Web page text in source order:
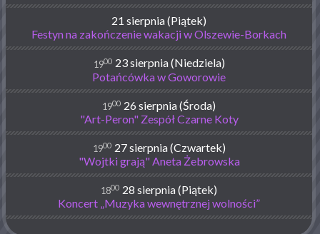
21 sierpnia (Piątek)
Festyn na zakończenie wakacji w Olszewie-Borkach
1900 23 sierpnia (Niedziela)
Potańcówka w Goworowie
1900 26 sierpnia (Środa)
"Art-Peron" Zespół Czarne Koty
1900 27 sierpnia (Czwartek)
"Wojtki grają" Aneta Żebrowska
1800 28 sierpnia (Piątek)
Koncert „Muzyka wewnętrznej wolności”